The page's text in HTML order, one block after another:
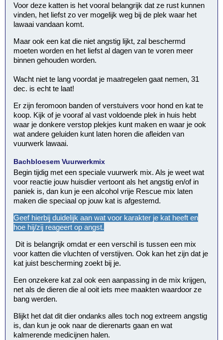
Voor deze katten is het vooral belangrijk dat ze rust kunnen
vinden, het liefst zo ver mogelijk weg bij de plek waar het
lawaai vandaan komt.
Maar ook een kat die niet angstig lijkt, zal beschermd
moeten worden en het liefst al dagen van te voren meer
binnen gehouden worden.
Wacht niet te lang voordat je maatregelen gaat nemen, 31
dec. is echt te laat!
Er zijn feromoon banden of verstuivers voor hond en kat te
koop. Kijk of je vooraf al vast voldoende plek in huis hebt
waar je donkere verstop plekjes kunt maken en waar je ook
wat andere geluiden kunt laten horen die afleiden van
vuurwerk lawaai.
Bachbloesem Vuurwerkmix
Begin tijdig met een speciale vuurwerk mix. Als je weet wat
voor reactie jouw huisdier vertoont als het angstig en/of in
paniek is, dan kun je een alcohol vrije Rescue mix laten
maken die speciaal op jouw kat is afgestemd.
Geef hierbij duidelijk aan wat voor karakter je kat heeft en
hoe hij/zij reageert op angst.
Dit is belangrijk omdat er een verschil is tussen een mix
voor katten die vluchten of verstijven. Ook kan het zijn dat je
kat juist bescherming zoekt bij je.
Een onzekere kat zal ook een aanpassing in de mix krijgen,
net als de dieren die al ooit iets mee maakten waardoor ze
bang werden.
Blijkt het dat dit dier ondanks alles toch nog extreem angstig
is, dan kun je ook naar de dierenarts gaan en wat
kalmerende medicijnen halen.